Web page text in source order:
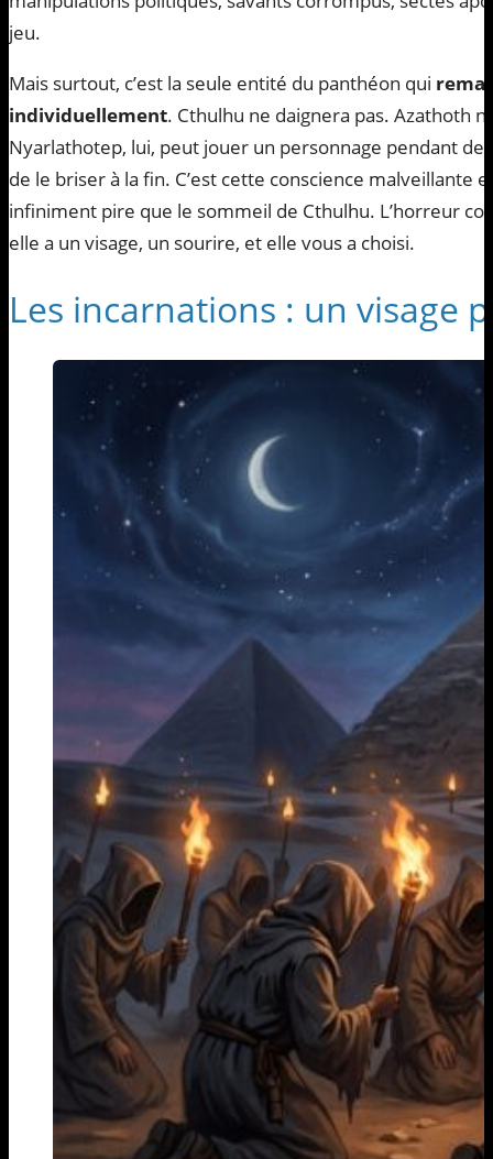
jeu.
Mais surtout, c’est la seule entité du panthéon qui
individuellement. Cthulhu ne daignera pas. Azathoth
Nyarlathotep, lui, peut jouer un personnage pendant
de le briser à la fin. C’est cette conscience malveillante
infiniment pire que le sommeil de Cthulhu. L’horreur
elle a un visage, un sourire, et elle vous a choisi.
Les incarnations : un visage